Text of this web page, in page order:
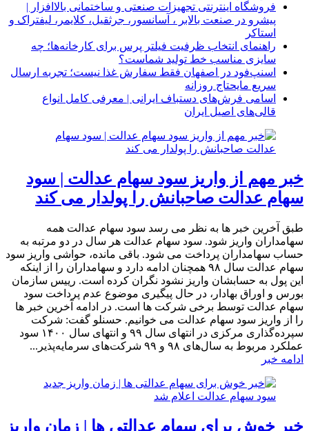
فروشگاه اینترنتی تجهیزات صنعتی و ساختمانی بالاافزار |
پیشرو در صنعت بالابر ، آسانسور، جرثقیل، کلایمر، لیفتراک و
استاکر
راهنمای انتخاب ظرفیت فیلتر پرس برای کارخانه‌ها؛ چه
سایزی مناسب خط تولید شماست؟
اسنپ‌فود در اصفهان فقط سفارش غذا نیست؛ تجربه ارسال
سریع مایحتاج روزانه
اسامی فرش‌های دستباف ایرانی | معرفی کامل انواع
قالی‌های اصیل ایران
خبر مهم از واریز سود سهام عدالت | سود
سهام عدالت صاحبانش را پولدار می کند
طبق آخرین خبر ها به نظر می رسد سود سهام عدالت همه
سهامداران واریز شود. سود سهام عدالت هر سال در دو مرتبه به
حساب سهامداران پرداخت می شود. باقی مانده، حواشی واریز سود
سهام عدالت سال ۹۸ همچنان ادامه دارد و سهامداران را از اینکه
این پول به حسابشان واریز نشود نگران کرده است. رییس سازمان
بورس و اوراق بهادار، در حال پیگیری موضوع عدم پرداخت سود
سهام عدالت توسط برخی شرکت ها است. در ادامه آخرین خبر ها
را از واریز سود سهام عدالت می خوانیم. حسنلو گفت: شرکت
سپرده‌گذاری مرکزی در انتهای سال ۹۹ و انتهای سال ۱۴۰۰ سود
عملکرد مربوط به سال‌های ۹۸ و ۹۹ شرکت‌های سرمایه‌پذیر...
ادامه خبر
خبر خوش برای سهام عدالتی ها | زمان واریز